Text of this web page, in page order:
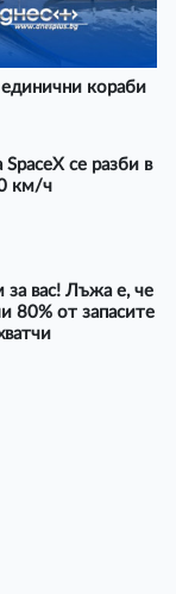
кораби
се разби в
км/ч
за вас! Лъжа е, че
80% от запасите